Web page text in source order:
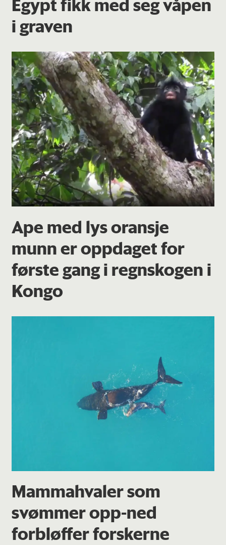
Egypt fikk med seg våpen
i graven
Ape med lys oransje
munn er oppdaget for
første gang i regnskogen i
Kongo
Mammahvaler som
svømmer opp-ned
forbløffer forskerne